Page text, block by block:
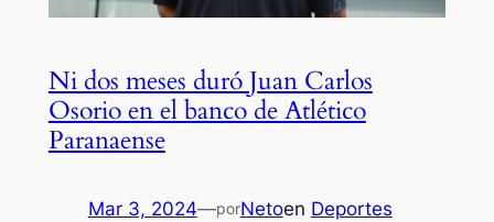
Ni dos meses duró Juan Carlos
Osorio en el banco de Atlético
Paranaense
Mar 3, 2024—porNetoen Deportes